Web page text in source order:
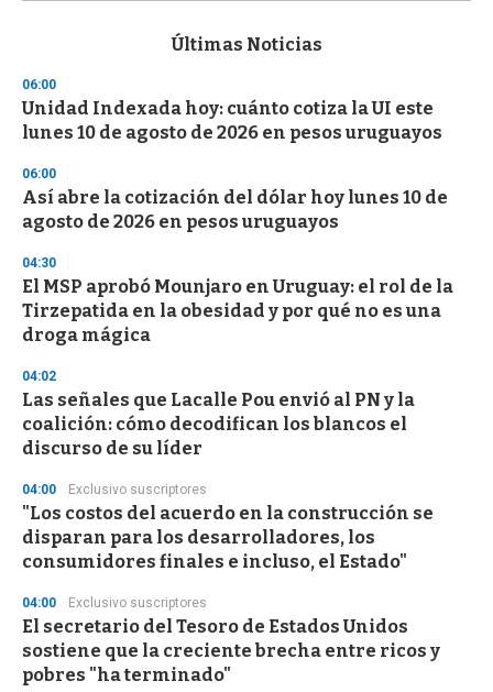
d
s
o
f
3
s
c
n
d
s
Últimas Noticias
06:00
Unidad Indexada hoy: cuánto cotiza la UI este
lunes 10 de agosto de 2026 en pesos uruguayos
06:00
Así abre la cotización del dólar hoy lunes 10 de
agosto de 2026 en pesos uruguayos
04:30
El MSP aprobó Mounjaro en Uruguay: el rol de la
Tirzepatida en la obesidad y por qué no es una
droga mágica
04:02
Las señales que Lacalle Pou envió al PN y la
coalición: cómo decodifican los blancos el
discurso de su líder
04:00 Exclusivo suscriptores
"Los costos del acuerdo en la construcción se
disparan para los desarrolladores, los
consumidores finales e incluso, el Estado"
04:00 Exclusivo suscriptores
El secretario del Tesoro de Estados Unidos
sostiene que la creciente brecha entre ricos y
pobres "ha terminado"